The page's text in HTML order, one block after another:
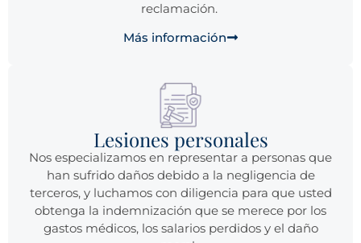
reclamación.
Más información
Lesiones personales
Nos especializamos en representar a personas que
han sufrido daños debido a la negligencia de
terceros, y luchamos con diligencia para que usted
obtenga la indemnización que se merece por los
gastos médicos, los salarios perdidos y el daño